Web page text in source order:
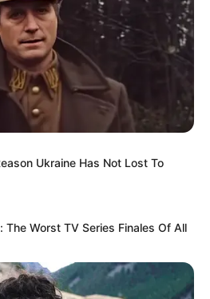
ΒΙΒΛΙΟ
Ukraine Has Not Lost To
The Worst TV Series Finales Of All